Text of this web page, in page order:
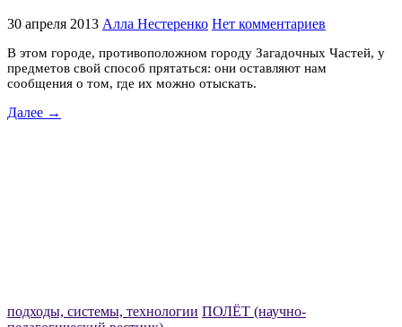
30 апреля 2013 Алла Нестеренко Нет комментариев
В этом городе, противоположном городу Загадочных Частей, у
предметов свой способ прятаться: они оставляют нам
сообщения о том, где их можно отыскать.
Далее →
подходы, системы, технологии ПОЛЁТ (научно-